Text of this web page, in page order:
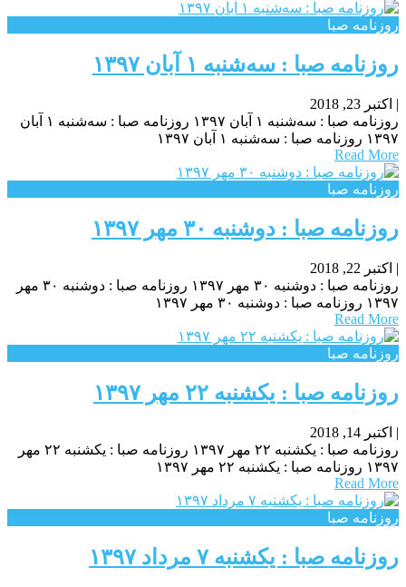
روزنامه صبا
روزنامه صبا : سه‌شنبه ۱ آبان ۱۳۹۷
| اکتبر 23, 2018
روزنامه صبا : سه‌شنبه ۱ آبان ۱۳۹۷ روزنامه صبا : سه‌شنبه ۱ آبان
۱۳۹۷ روزنامه صبا : سه‌شنبه ۱ آبان ۱۳۹۷
Read More
روزنامه صبا
روزنامه صبا : دوشنبه ۳۰ مهر ۱۳۹۷
| اکتبر 22, 2018
روزنامه صبا : دوشنبه ۳۰ مهر ۱۳۹۷ روزنامه صبا : دوشنبه ۳۰ مهر
۱۳۹۷ روزنامه صبا : دوشنبه ۳۰ مهر ۱۳۹۷
Read More
روزنامه صبا
روزنامه صبا : یکشنبه‌ ۲۲ مهر ۱۳۹۷
| اکتبر 14, 2018
روزنامه صبا : یکشنبه‌ ۲۲ مهر ۱۳۹۷ روزنامه صبا : یکشنبه‌ ۲۲ مهر
۱۳۹۷ روزنامه صبا : یکشنبه‌ ۲۲ مهر ۱۳۹۷
Read More
روزنامه صبا
روزنامه صبا : یکشنبه‌ ۷ مرداد ۱۳۹۷